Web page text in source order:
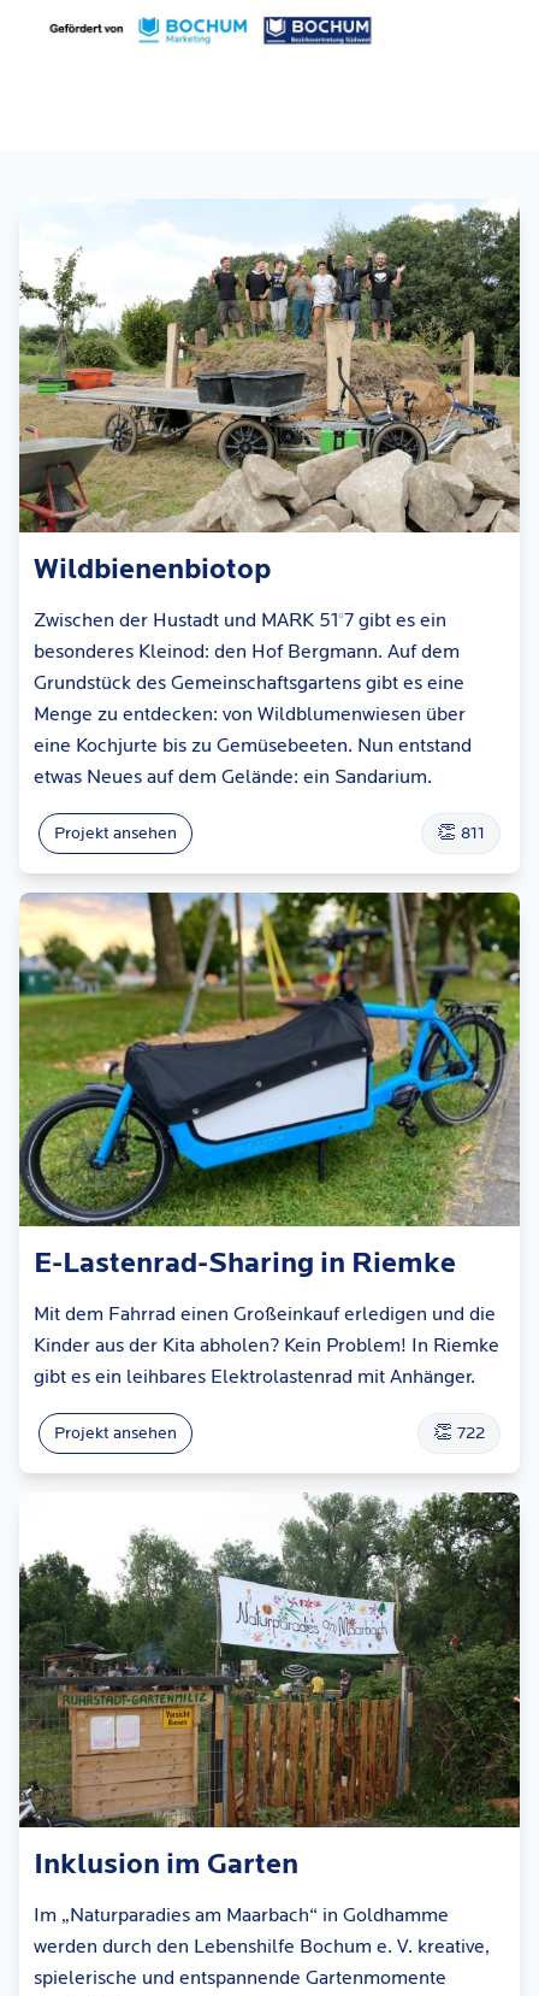
Wildbienenbiotop
Zwischen der Hustadt und MARK 51°7 gibt es ein
besonderes Kleinod: den Hof Bergmann. Auf dem
Grundstück des Gemeinschaftsgartens gibt es eine
Menge zu entdecken: von Wildblumenwiesen über
eine Kochjurte bis zu Gemüsebeeten. Nun entstand
etwas Neues auf dem Gelände: ein Sandarium.
Projekt ansehen 👏 811
E-Lastenrad-Sharing in Riemke
Mit dem Fahrrad einen Großeinkauf erledigen und die
Kinder aus der Kita abholen? Kein Problem! In Riemke
gibt es ein leihbares Elektrolastenrad mit Anhänger.
Projekt ansehen 👏 722
Inklusion im Garten
Im „Naturparadies am Maarbach“ in Goldhamme
werden durch den Lebenshilfe Bochum e. V. kreative,
spielerische und entspannende Gartenmomente